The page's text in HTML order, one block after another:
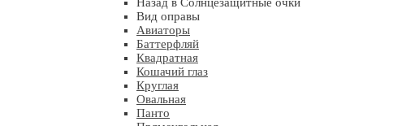
Вид оправы
Авиаторы
Баттерфляй
Квадратная
Кошачий глаз
Круглая
Овальная
Панто